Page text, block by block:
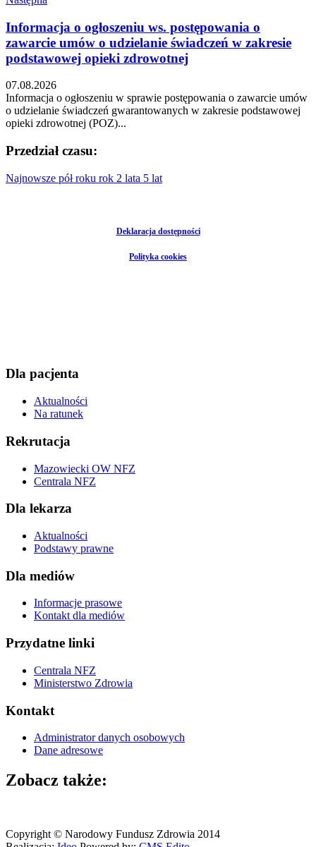
Informacja o ogłoszeniu ws. postępowania o
zawarcie umów o udzielanie świadczeń w zakresie
podstawowej opieki zdrowotnej
07.08.2026
Informacja o ogłoszeniu w sprawie postępowania o zawarcie umów
o udzielanie świadczeń gwarantowanych w zakresie podstawowej
opieki zdrowotnej (POZ)...
Przedział czasu:
Najnowsze pół roku rok 2 lata 5 lat
Deklaracja dostępności
Polityka cookies
Dla pacjenta
Aktualności
Na ratunek
Rekrutacja
Mazowiecki OW NFZ
Centrala NFZ
Dla lekarza
Aktualności
Podstawy prawne
Dla mediów
Informacje prasowe
Kontakt dla mediów
Przydatne linki
Centrala NFZ
Ministerstwo Zdrowia
Kontakt
Administrator danych osobowych
Dane adresowe
Zobacz także:
Copyright © Narodowy Fundusz Zdrowia 2014